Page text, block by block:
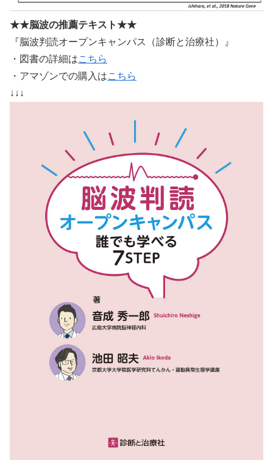
★★脳波の推薦テキスト★★
『脳波判読オープンキャンパス（診断と治療社）』
・図書の詳細はこちら
・アマゾンでの購入はこちら
↓↓↓